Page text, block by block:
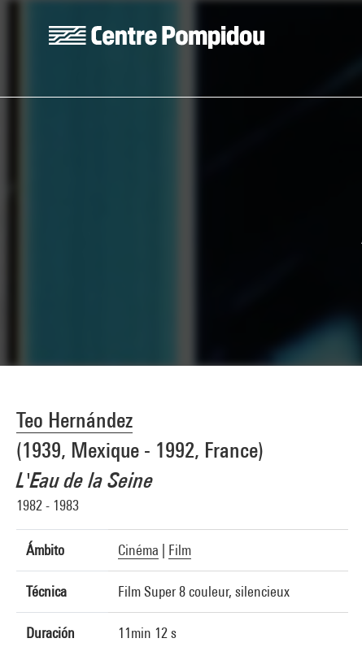
Teo Hernández
(1939, Mexique - 1992, France)
L'Eau de la Seine
1982 - 1983
Ámbito Cinéma Film
Técnica Film Super 8 couleur, silencieux
Duración 11min 12 s